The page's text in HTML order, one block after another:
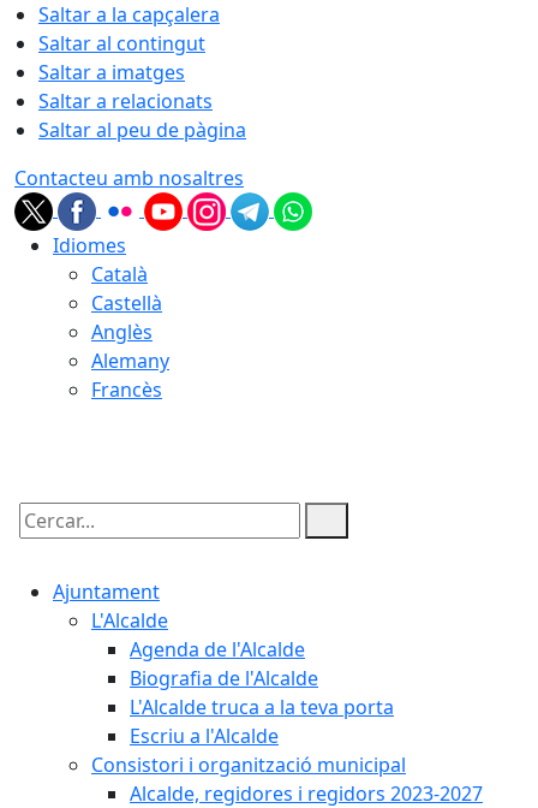
Saltar a la capçalera
Saltar al contingut
Saltar a imatges
Saltar a relacionats
Saltar al peu de pàgina
Contacteu amb nosaltres
Idiomes
Català
Castellà
Anglès
Alemany
Francès
Cercar:
Ajuntament
L'Alcalde
Agenda de l'Alcalde
Biografia de l'Alcalde
L'Alcalde truca a la teva porta
Escriu a l'Alcalde
Consistori i organització municipal
Alcalde, regidores i regidors 2023-2027